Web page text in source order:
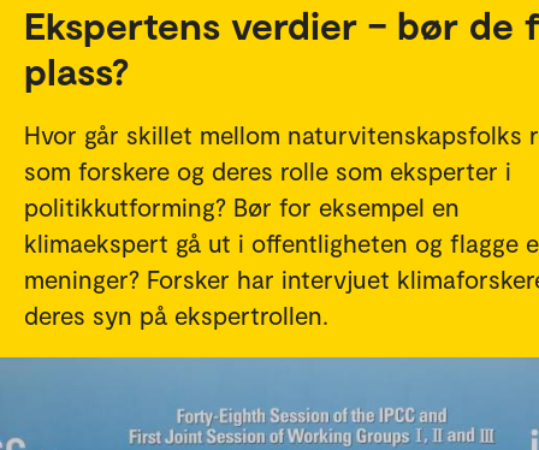
Ekspertens verdier – bør de
plass?
Hvor går skillet mellom naturvitenskapsfolks
som forskere og deres rolle som eksperter i
politikkutforming? Bør for eksempel en
klimaekspert gå ut i offentligheten og flagge
meninger? Forsker har intervjuet
deres syn på ekspertrollen.